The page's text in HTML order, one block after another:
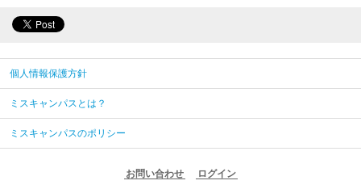
個人情報保護方針
ミスキャンパスとは？
ミスキャンパスのポリシー
お問い合わせ ログイン